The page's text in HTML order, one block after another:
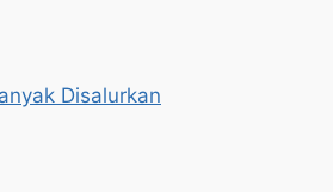
Disalurkan